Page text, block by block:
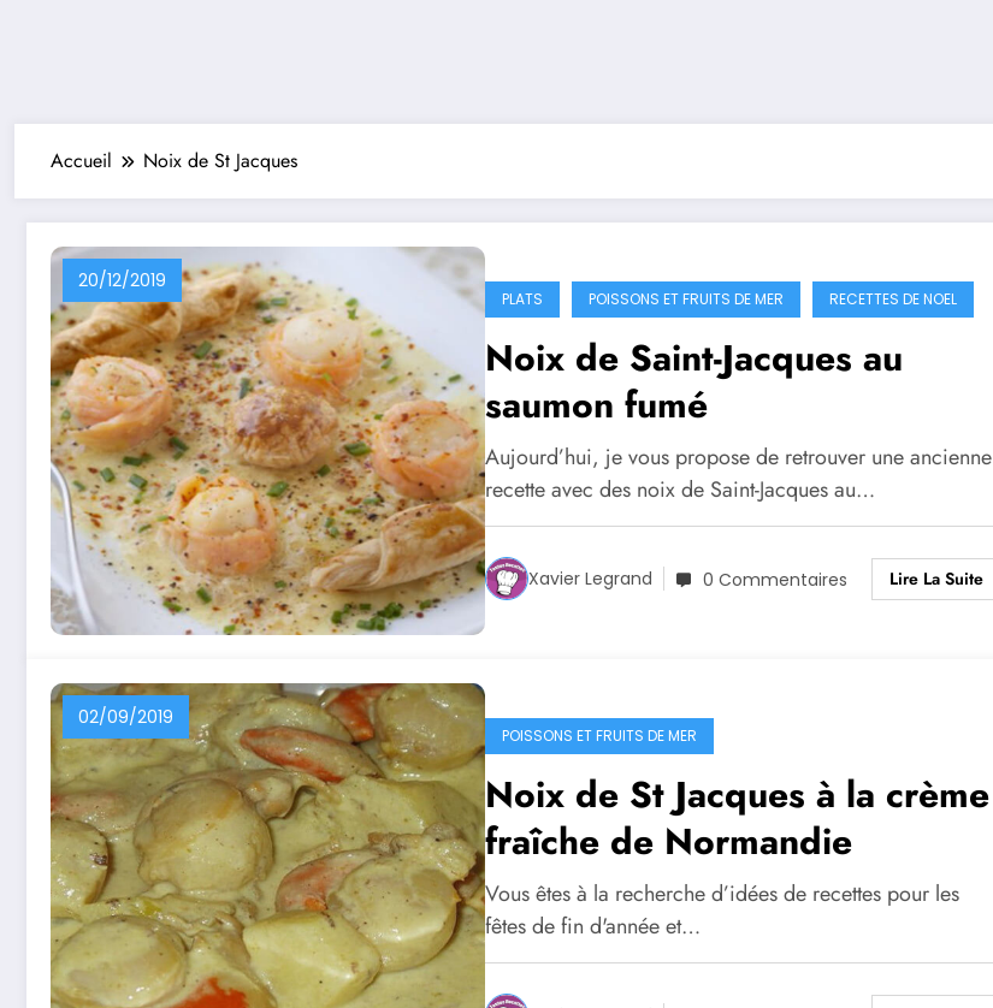
Accueil Noix de St Jacques
20/12/2019
PLATS POISSONS ET FRUITS DE MER RECETTES DE NOEL
Noix de Saint-Jacques au
saumon fumé
Aujourd’hui, je vous propose de retrouver une ancienne
recette avec des noix de Saint-Jacques au…
Xavier Legrand 0 Commentaires Lire La Suite
02/09/2019
POISSONS ET FRUITS DE MER
Noix de St Jacques à la crème
fraîche de Normandie
Vous êtes à la recherche d’idées de recettes pour les
fêtes de fin d'année et…